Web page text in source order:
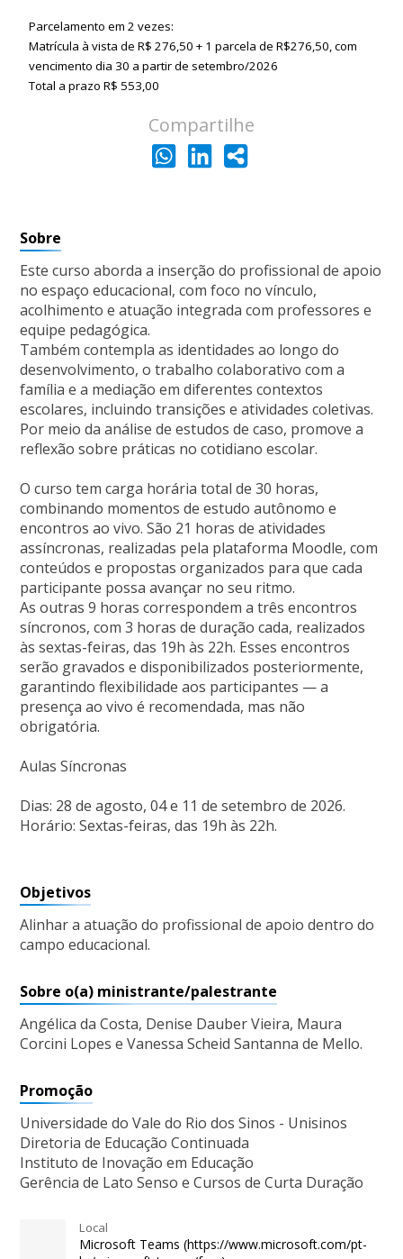
Sobre
Este curso aborda a inserção do profissional de apoio
no espaço educacional, com foco no vínculo,
acolhimento e atuação integrada com professores e
equipe pedagógica.
Também contempla as identidades ao longo do
desenvolvimento, o trabalho colaborativo com a
família e a mediação em diferentes contextos
escolares, incluindo transições e atividades coletivas.
Por meio da análise de estudos de caso, promove a
reflexão sobre práticas no cotidiano escolar.
O curso tem carga horária total de 30 horas,
combinando momentos de estudo autônomo e
encontros ao vivo. São 21 horas de atividades
assíncronas, realizadas pela plataforma Moodle, com
conteúdos e propostas organizados para que cada
participante possa avançar no seu ritmo.
As outras 9 horas correspondem a três encontros
síncronos, com 3 horas de duração cada, realizados
às sextas-feiras, das 19h às 22h. Esses encontros
serão gravados e disponibilizados posteriormente,
garantindo flexibilidade aos participantes — a
presença ao vivo é recomendada, mas não
obrigatória.
Aulas Síncronas
Dias: 28 de agosto, 04 e 11 de setembro de 2026.
Horário: Sextas-feiras, das 19h às 22h.
Objetivos
Alinhar a atuação do profissional de apoio dentro do
campo educacional.
Sobre o(a) ministrante/palestrante
Angélica da Costa, Denise Dauber Vieira, Maura
Corcini Lopes e Vanessa Scheid Santanna de Mello.
Promoção
Universidade do Vale do Rio dos Sinos - Unisinos
Diretoria de Educação Continuada
Instituto de Inovação em Educação
Gerência de Lato Senso e Cursos de Curta Duração
Local
Microsoft Teams (https://www.microsoft.com/pt-
Parcelamento em 2 vezes:
Matrícula à vista de R$ 276,50 + 1 parcela de R$276,50, com
vencimento dia 30 a partir de setembro/2026
Total a prazo R$ 553,00
Compartilhe